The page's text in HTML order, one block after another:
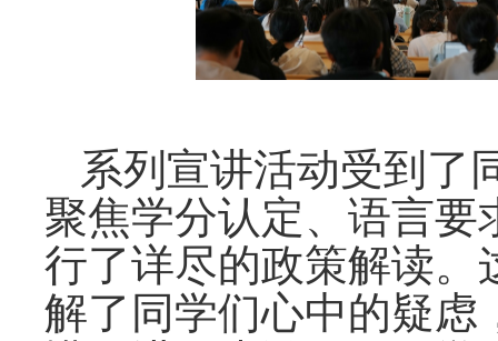
系列宣讲活动受到了
聚焦学分认定、语言要
行了详尽的政策解读。
解了 同学们心中的疑虑